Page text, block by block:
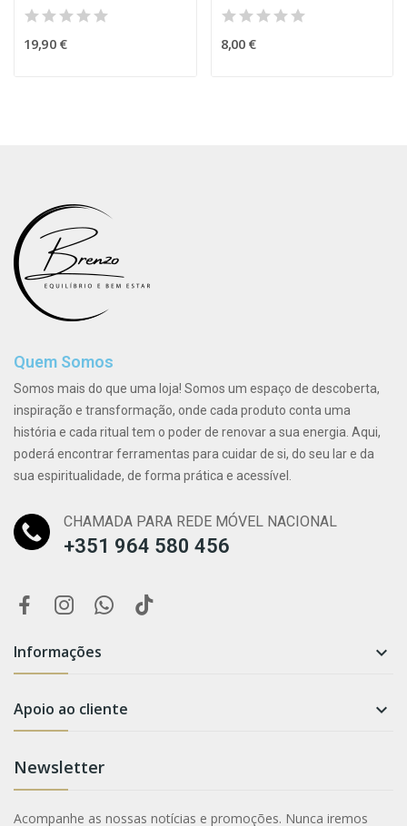
19,90 € 8,00 €
Quem Somos
Somos mais do que uma loja! Somos um espaço de descoberta,
inspiração e transformação, onde cada produto conta uma
história e cada ritual tem o poder de renovar a sua energia. Aqui,
poderá encontrar ferramentas para cuidar de si, do seu lar e da
sua espiritualidade, de forma prática e acessível.
CHAMADA PARA REDE MÓVEL NACIONAL
+351 964 580 456
Informações 
Apoio ao cliente 
Newsletter
Acompanhe as nossas notícias e promoções. Nunca iremos